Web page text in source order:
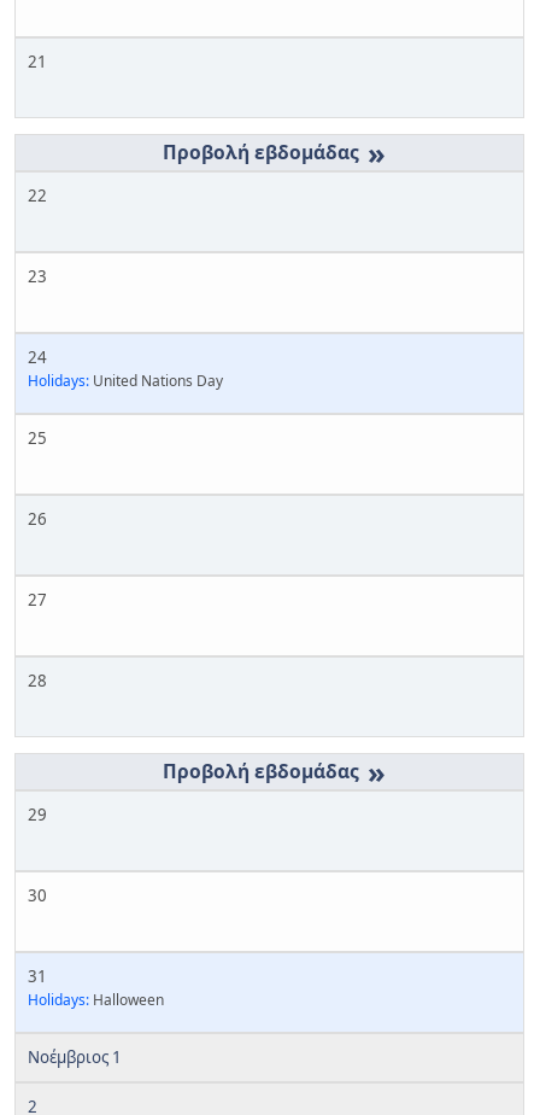
21
»
22
23
24
Holidays: United Nations Day
25
26
27
28
»
29
30
31
Holidays: Halloween
Νοέμβριος 1
2